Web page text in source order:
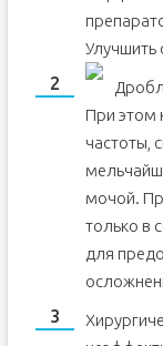
При этом
частоты,
мочой.
только в
для